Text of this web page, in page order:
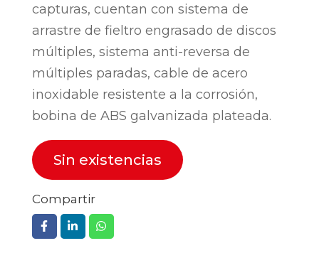
capturas, cuentan con sistema de
arrastre de fieltro engrasado de discos
múltiples, sistema anti-reversa de
múltiples paradas, cable de acero
inoxidable resistente a la corrosión,
bobina de ABS galvanizada plateada.
Sin existencias
Compartir